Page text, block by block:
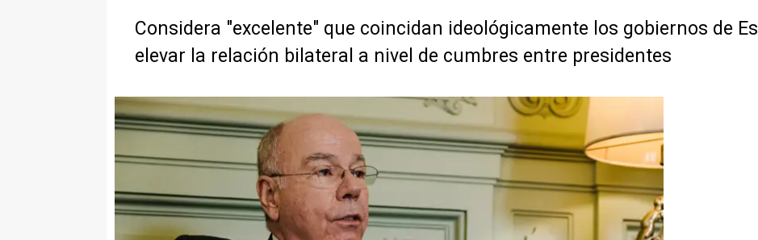
Considera "excelente" que coincidan ideológicamente los gobiernos de
elevar la relación bilateral a nivel de cumbres entre presidentes